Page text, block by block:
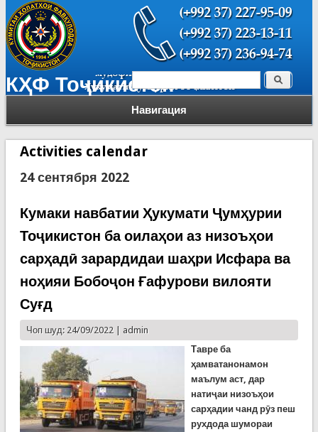
КҲФ Тоҷикистон
Навигация
Форма поиска Поиск
Activities calendar
24 сентября 2022
Кумаки навбатии Ҳукумати Ҷумҳурии
Тоҷикистон ба оилаҳои аз низоъҳои
сарҳадӣ зарардидаи шаҳри Исфара ва
ноҳияи Бобоҷон Ғафурови вилояти
Суғд
Чоп шуд: 24/09/2022 | admin
Тавре ба
ҳамватанонамон
маълум аст, дар
натиҷаи низоъҳои
сарҳадии чанд рӯз пеш
рухдода шумораи